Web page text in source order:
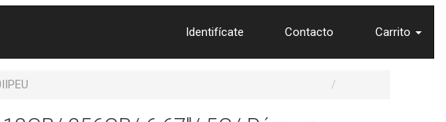
Identifícate Contacto Carrito